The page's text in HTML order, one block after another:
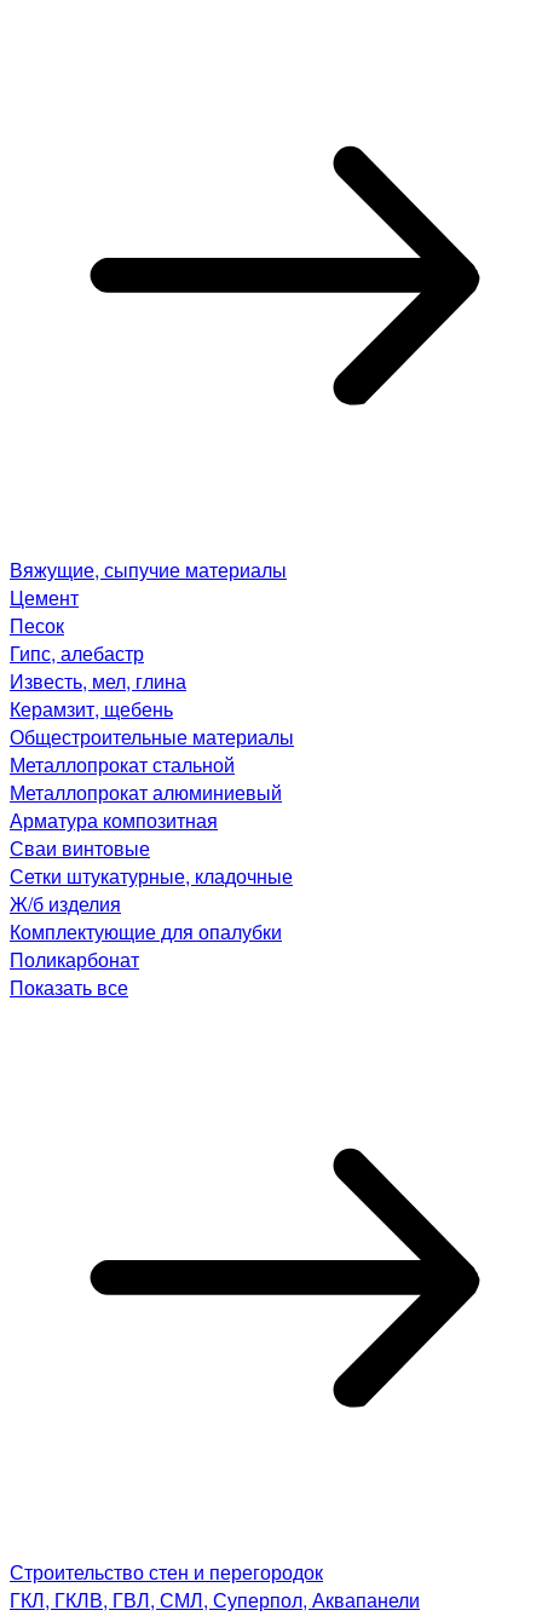
Вяжущие, сыпучие материалы
Цемент
Песок
Гипс, алебастр
Известь, мел, глина
Керамзит, щебень
Общестроительные материалы
Металлопрокат стальной
Металлопрокат алюминиевый
Арматура композитная
Сваи винтовые
Сетки штукатурные, кладочные
Ж/б изделия
Комплектующие для опалубки
Поликарбонат
Показать все
Строительство стен и перегородок
ГКЛ, ГКЛВ, ГВЛ, СМЛ, Суперпол, Аквапанели